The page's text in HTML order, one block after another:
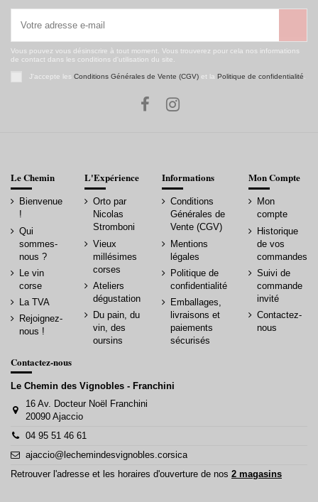
Vous pouvez vous désinscrire à tout moment. Vous trouverez pour cela nos informations
de contact dans les conditions d'utilisation du site.
J'accepte les Conditions Générales de Vente (CGV)et la Politique de confidentialité
Le Chemin
Bienvenue
!
Qui
sommes-
nous ?
Le vin
corse
La TVA
Rejoignez-
nous !
L'Expérience
Orto par
Nicolas
Stromboni
Vieux
millésimes
corses
Ateliers
dégustation
Du pain, du
vin, des
oursins
Informations
Conditions
Générales de
Vente (CGV)
Mentions
légales
Politique de
confidentialité
Emballages,
livraisons et
paiements
sécurisés
Mon Compte
Mon
compte
Historique
de vos
commandes
Suivi de
commande
invité
Contactez-
nous
Contactez-nous
Le Chemin des Vignobles - Franchini
16 Av. Docteur Noël Franchini
20090 Ajaccio
04 95 51 46 61
ajaccio@lechemindesvignobles.corsica
Retrouver l'adresse et les horaires d'ouverture de nos 2 magasins